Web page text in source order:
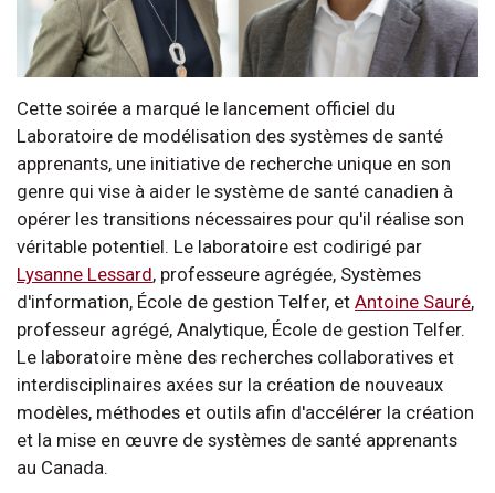
Cette soirée a marqué le lancement officiel du
Laboratoire de modélisation des systèmes de santé
apprenants, une initiative de recherche unique en son
genre qui vise à aider le système de santé canadien à
opérer les transitions nécessaires pour qu'il réalise son
véritable potentiel. Le laboratoire est codirigé par
Lysanne Lessard, professeure agrégée, Systèmes
d'information, École de gestion Telfer, et Antoine Sauré,
professeur agrégé, Analytique, École de gestion Telfer.
Le laboratoire mène des recherches collaboratives et
interdisciplinaires axées sur la création de nouveaux
modèles, méthodes et outils afin d'accélérer la création
et la mise en œuvre de systèmes de santé apprenants
au Canada.